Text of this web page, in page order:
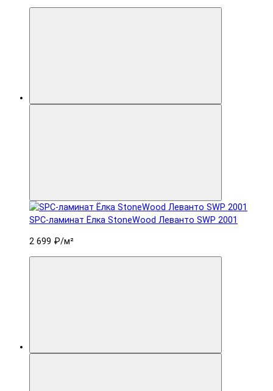
SPC-ламинат Ëлка StoneWood Леванто SWP 2001
2 699 ₽/м²